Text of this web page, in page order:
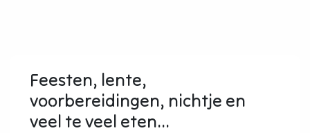
Feesten, lente,
voorbereidingen, nichtje en
veel te veel eten...